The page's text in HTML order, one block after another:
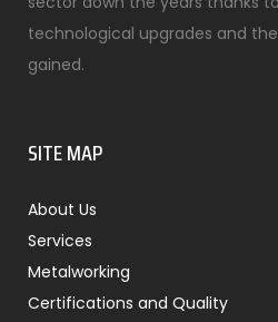
technological upgrades and
gained.
SITE MAP
About Us
Services
Metalworking
Certifications and Quality